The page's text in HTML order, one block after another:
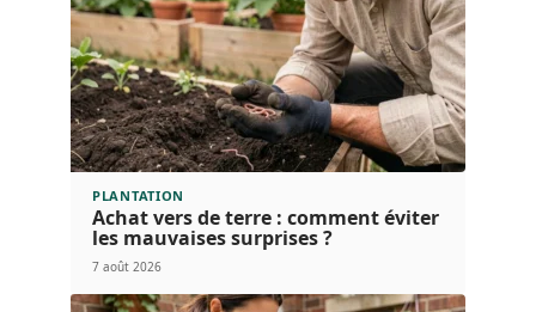
PLANTATION
Achat vers de terre : comment éviter
les mauvaises surprises ?
7 août 2026